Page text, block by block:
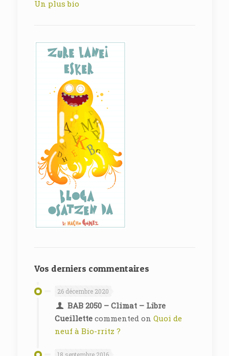
Un plus bio
Vos derniers commentaires
26 décembre 2020
BAB 2050 – Climat – Libre
Cueillettecommented on Quoi de
neuf à Bio-rritz ?
18 septembre 2016